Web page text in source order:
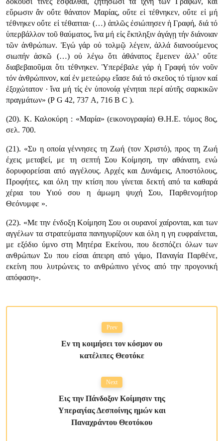
εὕρωσιν ἄν οὔτε θάνατον Μαρίας, οὔτε εἰ τέθνηκεν, οὔτε εἰ μή
τέθνηκεν οὔτε εἰ τέθαπται· (…) ἁπλῶς ἐσιώπησεν ἡ Γραφή, διά τό
ὑπερβάλλον τοῦ θαύματος, ἵνα μή εἰς ἔκπληξιν ἀγάγῃ τήν διάνοιαν
τῶν ἀνθρώπων. Ἐγώ γάρ οὐ τολμῷ λέγειν, ἀλλά διανοούμενος
σιωπήν ἀσκῶ (…) οὐ λέγω ὅτι ἀθάνατος ἔμεινεν ἀλλ’ οὔτε
διαβεβαιοῦμαι ὅτι τέθνηκεν. Ὑπερέβαλε γάρ ἡ Γραφή τόν νοῦν
τόν ἀνθρώπινον, καί ἐν μετεώρῳ εἴασε διά τό σκεῦος τό τίμιον καί
ἐξοχώτατον · ἵνα μή τίς ἐν ὑπονοίᾳ γένηται περί αὐτῆς σαρκικῶν
πραγμάτων» (Ρ G 42, 737 Α, 716 Β C ).
(20). Κ. Καλοκύρη : «Μαρία» (εικονογραφία) Θ.Η.Ε. τόμος 8ος,
σελ. 700.
(21). «Συ η οποία γέννησες τη Ζωή (τον Χριστό), προς τη Ζωή
έχεις μεταβεί, με τη σεπτή Σου Κοίμηση, την αθάνατη, ενώ
δορυφορείσαι από αγγέλους. Αρχές και Δυνάμεις, Αποστόλους,
Προφήτες, και όλη την κτίση που γίνεται δεκτή από τα καθαρά
χέρια του Υιού σου η άμωμη ψυχή Σου, Παρθενομήτορ
Θεόνυμφε ».
(22). «Με την ένδοξη Κοίμηση Σου οι ουρανοί χαίρονται, και των
αγγέλων τα στρατεύματα πανηγυρίζουν και όλη η γη ευφραίνεται,
με εξόδιο ύμνο στη Μητέρα Εκείνου, που δεσπόζει όλων των
ανθρώπων Συ που είσαι άπειρη από γάμο, Παναγία Παρθένε,
εκείνη που λυτρώνεις το ανθρώπινο γένος από την προγονική
απόφαση».
Prev
Εν τη κοιμήσει τον κόσμον ου
κατέλιπες Θεοτόκε
Next
Εις την Πάνδοξον Κοίμησιν της
Υπεραγίας Δεσποίνης ημών και
Παναχράντου Θεοτόκου